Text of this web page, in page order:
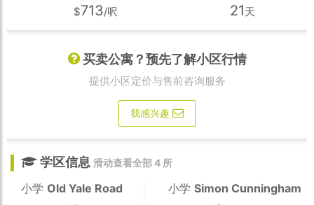
$713/呎 21天
买卖公寓？预先了解小区行情
提供小区定价与售前咨询服务
我感兴趣
学区信息 滑动查看全部 4 所
小学 Old Yale Road 小学 Simon Cunningham